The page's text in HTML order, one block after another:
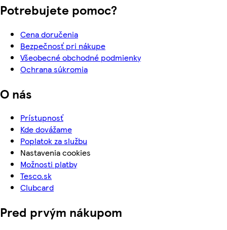
Potrebujete pomoc?
Cena doručenia
Bezpečnosť pri nákupe
Všeobecné obchodné podmienky
Ochrana súkromia
O nás
Prístupnosť
Kde dovážame
Poplatok za službu
Nastavenia cookies
Možnosti platby
Tesco.sk
Clubcard
Pred prvým nákupom